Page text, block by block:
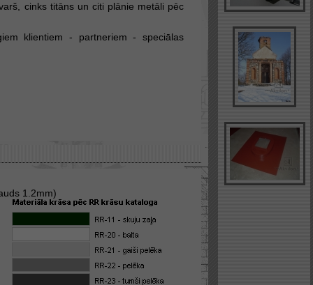
cinks titāns un citi plānie metāli pēc
klientiem - partneriem - speciālas
1.2mm)